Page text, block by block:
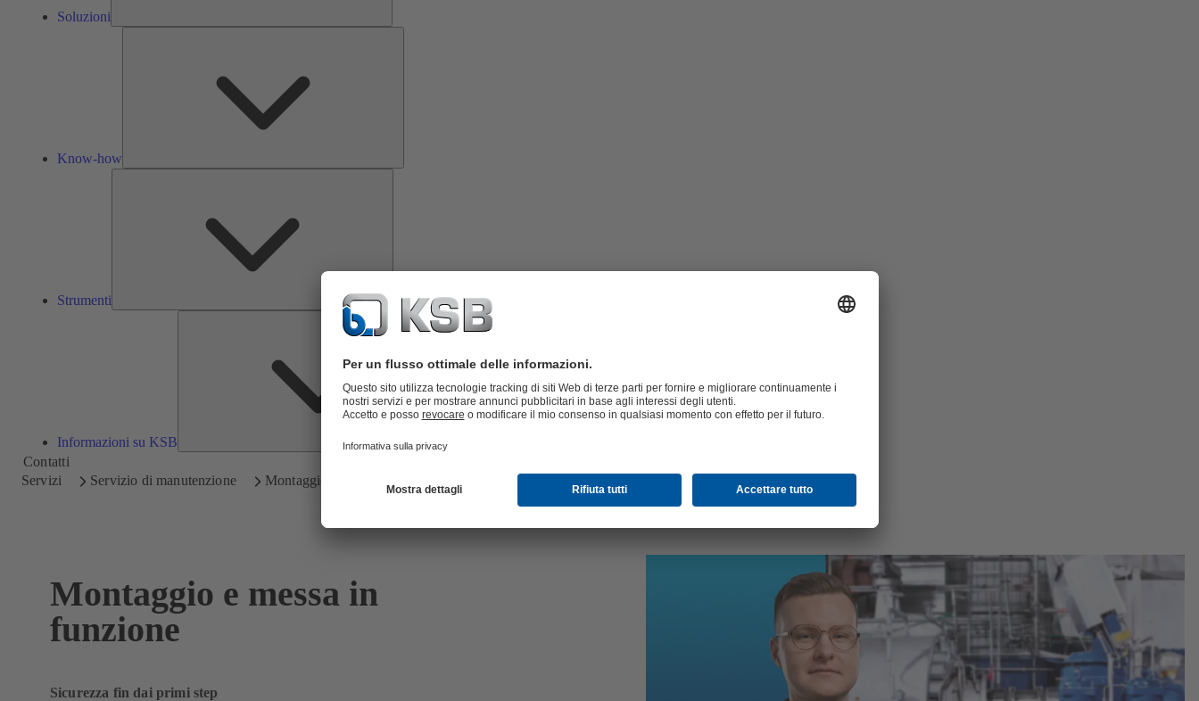
Soluzioni
Know-how
Strumenti
Informazioni su KSB
Informazioni
su
Contatti
Servizi
Servizio di manutenzione Montaggio e messa in funzione
Montaggio e messa in
funzione
Sicurezza fin dai primi step